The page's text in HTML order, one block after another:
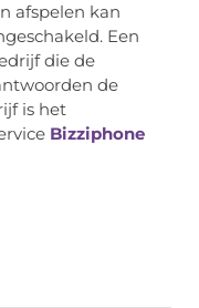
afspelen kan
Een
die de
de
is het
Bizziphone